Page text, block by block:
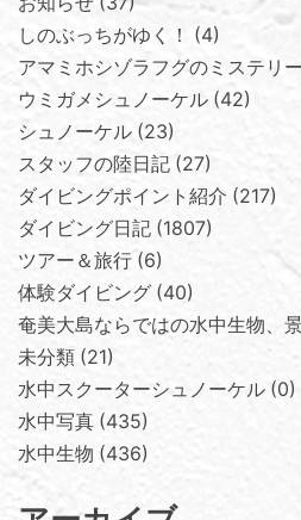
しのぶっちがゆく！
4
アマミホシゾラフグのミステリ
ウミガメシュノーケル 42
シュノーケル 23
スタッフの陸日記 27
ダイビングポイント紹介 217
ダイビング日記 1807
ツアー＆旅行 6
体験ダイビング 40
奄美大島ならではの水中生物、
未分類 21
水中スクーターシュノーケル 0
水中写真 435
水中生物 436